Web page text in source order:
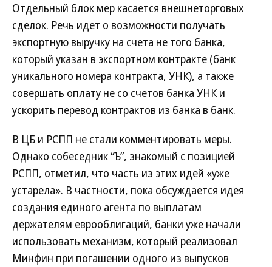
Отдельный блок мер касается внешнеторговых
сделок. Речь идет о возможности получать
экспортную выручку на счета не того банка,
который указан в экспортном контракте (банк
уникального номера контракта, УНК), а также
совершать оплату не со счетов банка УНК и
ускорить перевод контрактов из банка в банк.
В ЦБ и РСПП не стали комментировать меры.
Однако собеседник “Ъ”, знакомый с позицией
РСПП, отметил, что часть из этих идей «уже
устарела». В частности, пока обсуждается идея
создания единого агента по выплатам
держателям еврооблигаций, банки уже начали
использовать механизм, который реализовал
Минфин при погашении одного из выпусков